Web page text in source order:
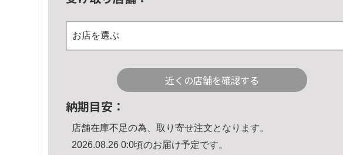
お店を選ぶ
近くの店舗を確認する
納期目安：
店舗在庫不足の為、取り寄せ注文となります。
2026.08.26 0:0頃のお届け予定です。